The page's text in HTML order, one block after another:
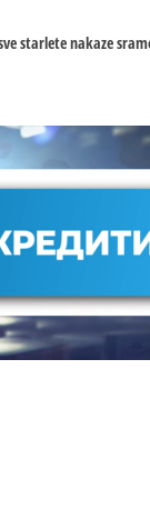
starlete nakaze